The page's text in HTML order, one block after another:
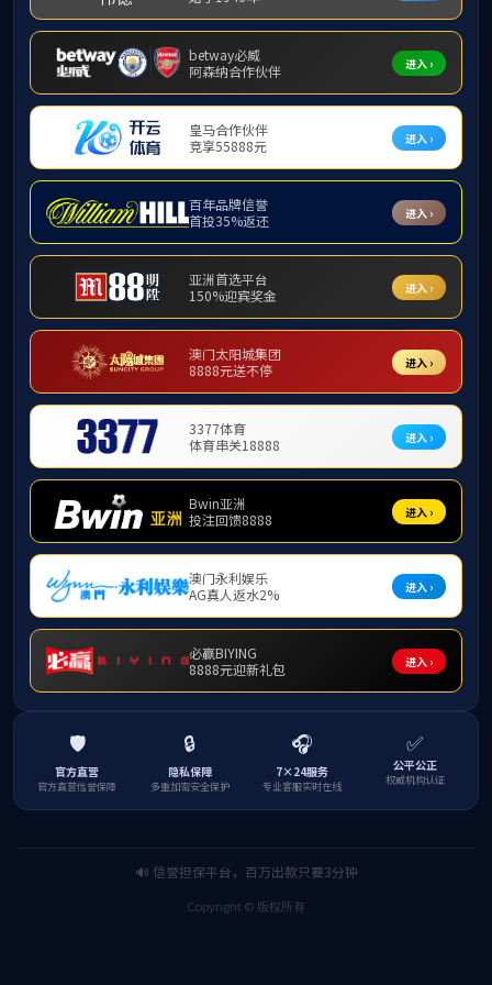
特色班
精品课程
实践教学
创新发展
工程认证
关于认证
认证标准
制度文件
虚拟教研室
办事指南
工程教
材料类